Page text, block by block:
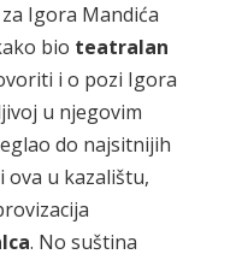
Igora Mandića
bio teatralan
i o pozi Igora
u njegovim
do najsitnijih
ova u kazalištu,
. No suština